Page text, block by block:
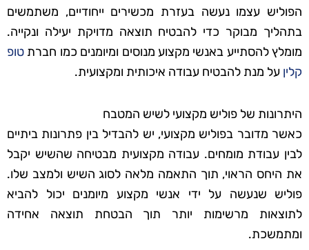
הפוליש עצמו נעשה בעזרת מכשירים ייחודיים, משתמשים
בתהליך מבוקר כדי להבטיח תוצאה מדויקת יעילה ונקייה.
מומלץ להסתייע באנשי מקצוע מנוסים ומיומנים כמו חברת טופ
קלין על מנת להבטיח עבודה איכותית ומקצועית.
היתרונות של פוליש מקצועי לשיש המטבח
כאשר מדובר בפוליש מקצועי, יש להבדיל בין פתרונות ביתיים
לבין עבודת מומחים. עבודה מקצועית מבטיחה שהשיש יקבל
את היחס הראוי, תוך התאמה מלאה לסוג השיש ולמצב שלו.
פוליש שנעשה על ידי אנשי מקצוע מיומנים יכול להביא
לתוצאות מרשימות יותר תוך הבטחת תוצאה אחידה
ומתמשכת.